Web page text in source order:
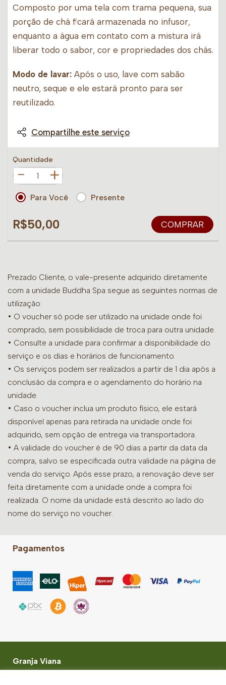
Composto por uma tela com trama pequena, sua
porção de chá ficará armazenada no infusor,
enquanto a água em contato com a mistura irá
liberar todo o sabor, cor e propriedades dos chás.
Modo de lavar: Após o uso, lave com sabão
neutro, seque e ele estará pronto para ser
reutilizado.
Compartilhe este serviço
Quantidade
+
Para Você Presente
R$50,00 COMPRAR
Prezado Cliente, o vale-presente adquirido diretamente
com a unidade Buddha Spa segue as seguintes normas de
utilização:
• O voucher só pode ser utilizado na unidade onde foi
comprado, sem possibilidade de troca para outra unidade.
• Consulte a unidade para confirmar a disponibilidade do
serviço e os dias e horários de funcionamento.
• Os serviços podem ser realizados a partir de 1 dia após a
conclusão da compra e o agendamento do horário na
unidade.
• Caso o voucher inclua um produto físico, ele estará
disponível apenas para retirada na unidade onde foi
adquirido, sem opção de entrega via transportadora.
• A validade do voucher é de 90 dias a partir da data da
compra, salvo se especificada outra validade na página de
venda do serviço. Após esse prazo, a renovação deve ser
feita diretamente com a unidade onde a compra foi
realizada. O nome da unidade está descrito ao lado do
nome do serviço no voucher.
Pagamentos
Granja Viana